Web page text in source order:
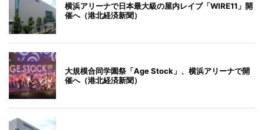
横浜アリーナで日本最大級の屋内レイブ「WIRE11」開
催へ（港北経済新聞）
大規模合同学園祭「Age Stock」、横浜アリーナで開
催へ（港北経済新聞）